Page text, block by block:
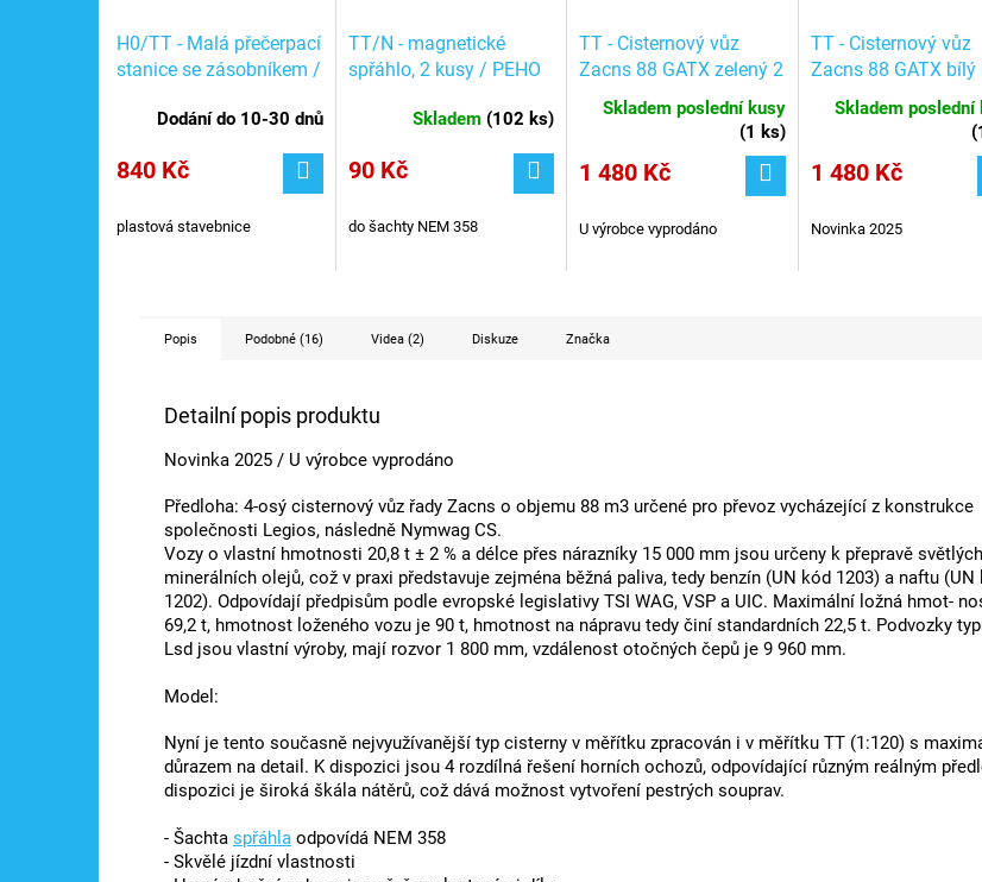
H0/TT - Malá přečerpací
stanice se zásobníkem /
Dodání do 10-30 dnů
840 Kč
plastová stavebnice
TT/N - magnetické
spřáhlo, 2 kusy / PEHO
Skladem (102 ks)
90 Kč
do šachty NEM 358
TT - Cisternový vůz
Zacns 88 GATX zelený 2
/ 026-2 / IGRA MODEL
96200076
Skladem poslední kusy
(1 ks)
1 480 Kč
U výrobce vyprodáno
TT - Cisternový vůz
Zacns 88 GATX bílý
775-8 / IGRA MODEL
96200074
Skladem poslední
(
1 480 Kč
Novinka 2025
Popis Podobné (16) Videa (2) Diskuze Značka
Detailní popis produktu
Novinka 2025 / U výrobce vyprodáno
Předloha: 4-osý cisternový vůz řady Zacns o objemu 88 m3 určené pro převoz vycházející z konstrukce
společnosti Legios, následně Nymwag CS.
Vozy o vlastní hmotnosti 20,8 t ± 2 % a délce přes nárazníky 15 000 mm jsou určeny k přepravě světlých
minerálních olejů, což v praxi představuje zejména běžná paliva, tedy benzín (UN kód 1203) a naftu (UN
1202). Odpovídají předpisům podle evropské legislativy TSI WAG, VSP a UIC. Maximální ložná hmot-
69,2 t, hmotnost loženého vozu je 90 t, hmotnost na nápravu tedy činí standardních 22,5 t. Podvozky
Lsd jsou vlastní výroby, mají rozvor 1 800 mm, vzdálenost otočných čepů je 9 960 mm.
Model:
Nyní je tento současně nejvyužívanější typ cisterny v měřítku zpracován i v měřítku TT (1:120) s
důrazem na detail. K dispozici jsou 4 rozdílná řešení horních ochozů, odpovídající různým reálným
dispozici je široká škála nátěrů, což dává možnost vytvoření pestrých souprav.
- Šachta spřáhla odpovídá NEM 358
- Skvělé jízdní vlastnosti